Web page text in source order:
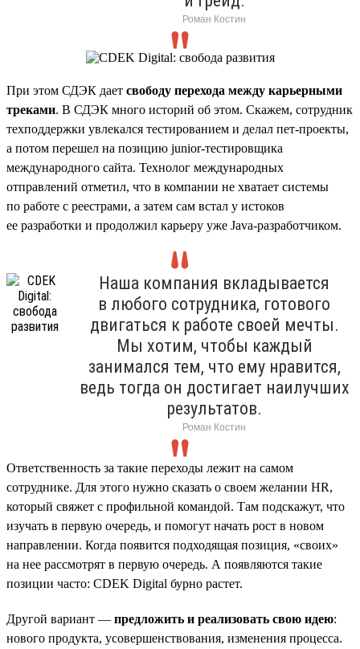
Роман Костин
При этом СДЭК дает свободу перехода между карьерными
треками. В СДЭК много историй об этом. Скажем, сотрудник
техподдержки увлекался тестированием и делал пет-проекты,
а потом перешел на позицию junior-тестировщика
международного сайта. Технолог международных
отправлений отметил, что в компании не хватает системы
по работе с реестрами, а затем сам встал у истоков
ее разработки и продолжил карьеру уже Java-разработчиком.
Наша компания вкладывается
в любого сотрудника, готового
двигаться к работе своей мечты.
Мы хотим, чтобы каждый
занимался тем, что ему нравится,
ведь тогда он достигает наилучших
результатов.
Роман Костин
Ответственность за такие переходы лежит на самом
сотруднике. Для этого нужно сказать о своем желании HR,
который свяжет с профильной командой. Там подскажут, что
изучать в первую очередь, и помогут начать рост в новом
направлении. Когда появится подходящая позиция, «своих»
на нее рассмотрят в первую очередь. А появляются такие
позиции часто: CDEK Digital бурно растет.
Другой вариант — предложить и реализовать свою идею:
нового продукта, усовершенствования, изменения процесса.